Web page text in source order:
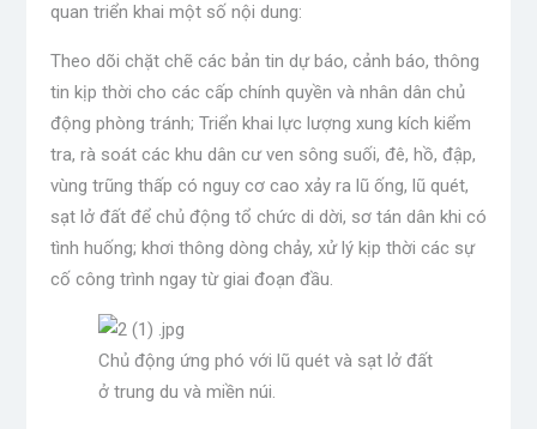
quan triển khai một số nội dung:
Theo dõi chặt chẽ các bản tin dự báo, cảnh báo, thông
tin kịp thời cho các cấp chính quyền và nhân dân chủ
động phòng tránh; Triển khai lực lượng xung kích kiểm
tra, rà soát các khu dân cư ven sông suối, đê, hồ, đập,
vùng trũng thấp có nguy cơ cao xảy ra lũ ống, lũ quét,
sạt lở đất để chủ động tổ chức di dời, sơ tán dân khi có
tình huống; khơi thông dòng chảy, xử lý kịp thời các sự
cố công trình ngay từ giai đoạn đầu.
Chủ động ứng phó với lũ quét và sạt lở đất
ở trung du và miền núi.